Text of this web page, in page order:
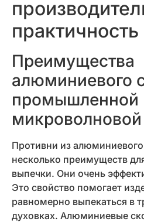
практичность
Преимущества
алюминиевого
промышленной
Противни из
несколько преимуществ
выпечки. Они очень
Это свойство помогает
равномерно выпекаться в
духовках. Алюминиевые